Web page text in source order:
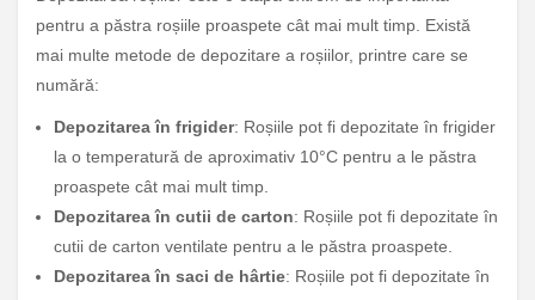
pentru a păstra roșiile proaspete cât mai mult timp. Există
mai multe metode de depozitare a roșiilor, printre care se
numără:
Depozitarea în frigider: Roșiile pot fi depozitate în frigider
la o temperatură de aproximativ 10°C pentru a le păstra
proaspete cât mai mult timp.
Depozitarea în cutii de carton: Roșiile pot fi depozitate în
cutii de carton ventilate pentru a le păstra proaspete.
Depozitarea în saci de hârtie: Roșiile pot fi depozitate în